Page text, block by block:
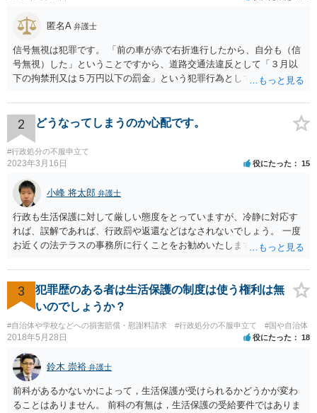
匿名A 弁護士
信号無視は犯罪です。 「前の車が赤で右折進行したから、自分も（信
号無視）した」ということですから、道路交通法違反として「３月以
下の拘禁刑又は５万円以下の罰金」という犯罪行為として処罰される
ようとしまいと現行犯逮捕できるわけです。 そこを、「サインをしな
いと逮捕する」というのは、「現行犯逮捕して刑事処分（罰金でも前
科になる）にできるが、認めてサインすれば反則処理（何千円程度の
反則金があっても前科にならない）ですませてあげる」という意味で
す。 あなたはこの警察官を非難するのではなく、感謝すべきというこ
とです。 警察官の「こんな事を言うのだったら免許証返した方がい
い」との発言ですが、実際「前の車が赤で右折進行したから、自分も
（信号無視）した」というあなたと同じ考えの人が運転をしている公
道は、きちんと交通ルールを守っている人や歩行者らにとってとても
危険なものであり怖いので、そのような人には是非とも運転免許を返
納してほしいと思うのが社会の大勢です。 実際「交通違反を繰り返せ
しろ今回を苦い薬（良い教訓）として反省し、次回から「前の車は赤
で右折進行したけど、自分は右折進行を思いとどまった」と交通ルー
2 どうなってしまうのか心配です。
#行政処分の不服申立て
2023年3月16日 役にたった 15
小峰 将太郎 弁護士
行政も生活保護に対して厳しい態度をとっていますが、冷静に対応す
れば、誤解であれば、行政罰や返還などはなされないでしょう。 一度
お近くの法テラスの事務所に行くことをお勧めいたします。
3
犯罪歴のある者は生活保護の制度は使う権利は無
いのでしょうか？
#自治体や学校などへの損害賠償・慰謝料請求 #行政処分の不服申立て #国や自治体
2018年5月28日 役にたった 18
鈴木 崇裕 弁護士
前科があるかないかによって，生活保護が受けられるかどうかが変わ
ることはありません。 前科の有無は，生活保護の受給要件ではありま